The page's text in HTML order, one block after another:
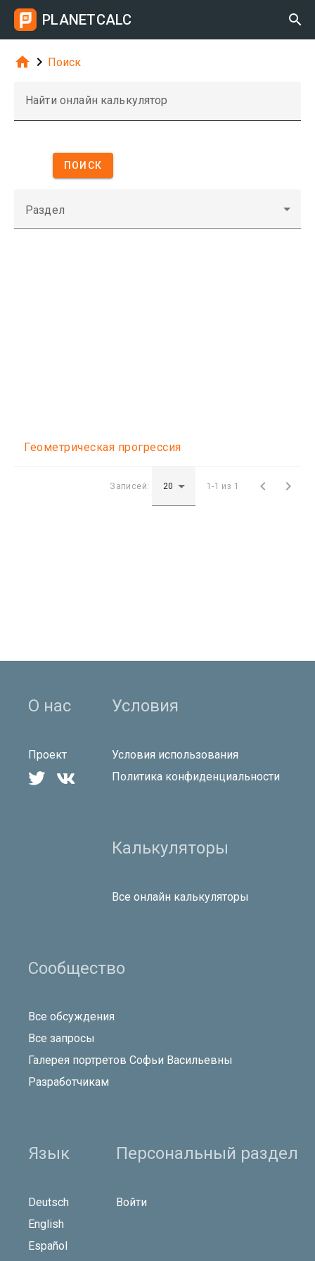
PLANETCALC 
  Поиск
Найти онлайн калькулятор
ПОИСК
Раздел
Геометрическая прогрессия
Записей: 1-1 из 1  
О нас
Проект
 
Условия
Условия использования
Политика конфиденциальности
Калькуляторы
Все онлайн калькуляторы
Сообщество
Все обсуждения
Все запросы
Галерея портретов Софьи Васильевны
Разработчикам
Язык
Deutsch
English
Español
Персональный раздел
Войти